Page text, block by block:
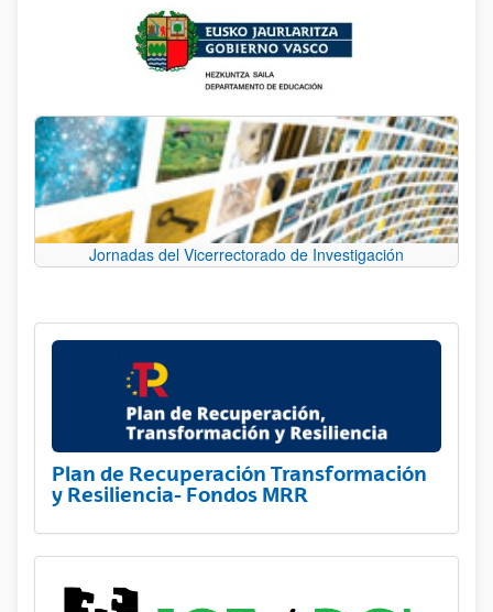
Jornadas del Vicerrectorado de Investigación
Plan de Recuperación Transformación
y Resiliencia- Fondos MRR